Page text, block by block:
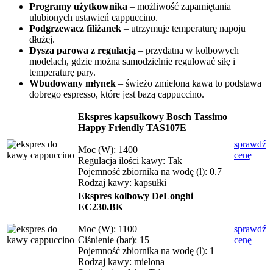
Programy użytkownika – możliwość zapamiętania
ulubionych ustawień cappuccino.
Podgrzewacz filiżanek – utrzymuje temperaturę napoju
dłużej.
Dysza parowa z regulacją – przydatna w kolbowych
modelach, gdzie można samodzielnie regulować siłę i
temperaturę pary.
Wbudowany młynek – świeżo zmielona kawa to podstawa
dobrego espresso, które jest bazą cappuccino.
Ekspres kapsułkowy Bosch Tassimo
Happy Friendly TAS107E
Moc (W): 1400
Regulacja ilości kawy: Tak
Pojemność zbiornika na wodę (l): 0.7
Rodzaj kawy: kapsułki
sprawdź
cenę
Ekspres kolbowy DeLonghi
EC230.BK
Moc (W): 1100
Ciśnienie (bar): 15
Pojemność zbiornika na wodę (l): 1
Rodzaj kawy: mielona
sprawdź
cenę